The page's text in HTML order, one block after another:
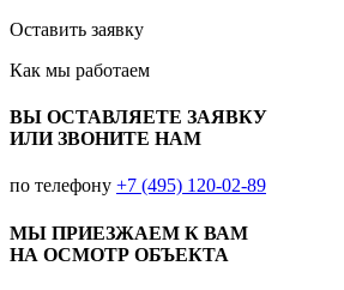
Оставить заявку
Как мы работаем
ВЫ ОСТАВЛЯЕТЕ ЗАЯВКУ
ИЛИ ЗВОНИТЕ НАМ
по телефону +7 (495) 120-02-89
МЫ ПРИЕЗЖАЕМ К ВАМ
НА ОСМОТР ОБЪЕКТА